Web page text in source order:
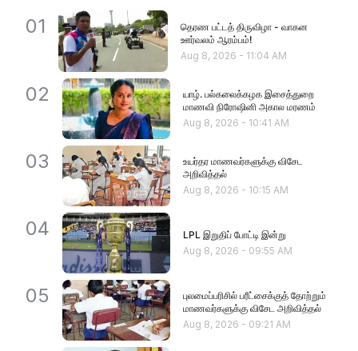
01
தெரண பட்டத் திருவிழா - வாகன
ஊர்வலம் ஆரம்பம்!
Aug 8, 2026 - 11:04 AM
02
யாழ். பல்கலைக்கழக இசைத்துறை
மாணவி நிரோஷினி அகால மரணம்
Aug 8, 2026 - 10:41 AM
03
உயர்தர மாணவர்களுக்கு விசேட
அறிவித்தல்
Aug 8, 2026 - 10:15 AM
04
LPL இறுதிப் போட்டி இன்று
Aug 8, 2026 - 09:55 AM
05
புலமைப்பரிசில் பரீட்சைக்குத் தோற்றும்
மாணவர்களுக்கு விசேட அறிவித்தல்
Aug 8, 2026 - 09:21 AM